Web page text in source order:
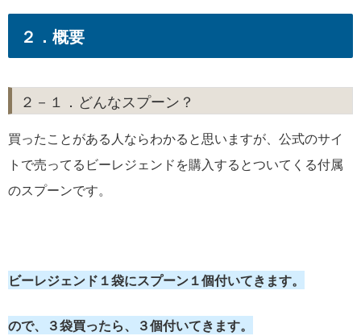
２．概要
２－１．どんなスプーン？
買ったことがある人ならわかると思いますが、公式のサイ
トで売ってるビーレジェンドを購入するとついてくる付属
のスプーンです。
ビーレジェンド１袋にスプーン１個付いてきます。
ので、３袋買ったら、３個付いてきます。